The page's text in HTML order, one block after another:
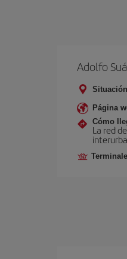
Adolfo
Página
Cómo
La red